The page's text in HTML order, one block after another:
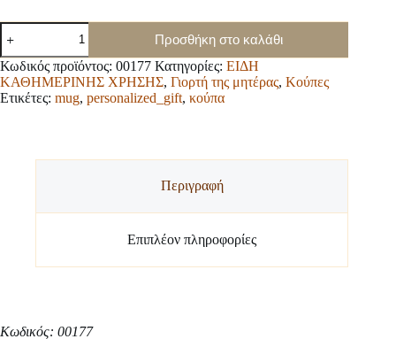
Λευκή
πορσελάνινη
κούπα
ποσότητα
Προσθήκη στο καλάθι
Κωδικός προϊόντος: 00177 Κατηγορίες: ΕΙΔΗ
ΚΑΘΗΜΕΡΙΝΗΣ ΧΡΗΣΗΣ, Γιορτή της μητέρας, Κούπες
Ετικέτες: mug, personalized_gift, κούπα
Περιγραφή
Επιπλέον πληροφορίες
Κωδικός: 00177